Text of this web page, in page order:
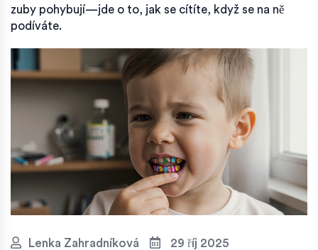
zuby pohybují—jde o to, jak se cítíte, když se na ně
podíváte.
Lenka Zahradníková
29 říj 2025